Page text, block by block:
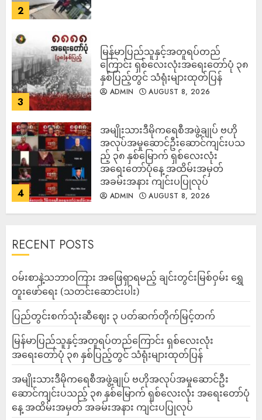
2
3
မြန်မာပြည်သူနှင့်အတူရပ်တည်
ကြောင်း ရှစ်လေးလုံးအရေးတော်ပုံ ၃၈
နှစ်ပြည့်တွင် သံရုံးများထုတ်ပြန်
ADMIN AUGUST 8, 2026
4
အမျိုးသားဒီမိုကရေစီအဖွဲ့ချုပ် ဗဟို
အလုပ်အမှုဆောင်ဦးဆောင်ကျင်းပသ
ည့် ၃၈ နှစ်မြောက် ရှစ်လေးလုံး
အရေးတော်ပုံနေ့ အထိမ်းအမှတ်
အခမ်းအနား ကျင်းပပြုလုပ်
ADMIN AUGUST 8, 2026
RECENT POSTS
ဝမ်းစာနဲ့သဘာဝကြား အဖြေရှာရမည့် ချင်းတွင်းမြစ်ဝှမ်း ရွှေ
တူးဖော်ရေး (သတင်းဆောင်းပါး)
ပြည်တွင်းစက်သုံးဆီဈေး ၃ ပတ်ဆက်တိုက်မြင့်တက်
မြန်မာပြည်သူနှင့်အတူရပ်တည်ကြောင်း ရှစ်လေးလုံး
အရေးတော်ပုံ ၃၈ နှစ်ပြည့်တွင် သံရုံးများထုတ်ပြန်
အမျိုးသားဒီမိုကရေစီအဖွဲ့ချုပ် ဗဟိုအလုပ်အမှုဆောင်ဦး
ဆောင်ကျင်းပသည့် ၃၈ နှစ်မြောက် ရှစ်လေးလုံး အရေးတော်ပုံ
နေ့ အထိမ်းအမှတ် အခမ်းအနား ကျင်းပပြုလုပ်